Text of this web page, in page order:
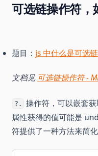
可选链操作符，
题目： js 中什么是可选
文档见 可选链操作符 -
?.
操作符，可以嵌套
属性获得的值可能是
符提供了一种方法来简